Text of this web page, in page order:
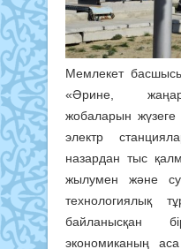
Мемлекет
«Әрине,
жобаларын
электр
назардан тыс
жылумен және
технологиялық
байланысқан
экономиканың